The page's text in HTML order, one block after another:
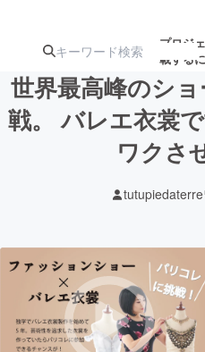
プロジ
載する
注目のリ 注目の新着
テクノロジー・ガジ
映像・映画
世界最高峰のシ
戦。 バレエ衣裳
ワクさ
tutupiedaterre